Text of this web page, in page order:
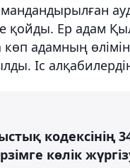
қойды. Ер адам
адамның
Іс
кодексінің
көлік